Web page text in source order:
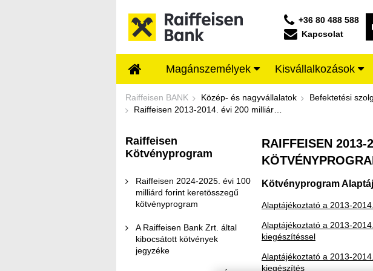
+36 80 488 588
Kapcsolat
Magánszemélyek Kisvállalkozások
Raiffeisen 2013-2014. évi 200
Raiffeisen BANK Közép- és nagyvállalatok Befektetési
Raiffeisen
Kötvényprogram
Raiffeisen 2024-2025. évi 100
milliárd forint keretösszegű
kötvényprogram
A Raiffeisen Bank Zrt. által
kibocsátott kötvények
jegyzéke
RAIFFEISEN 2013-
Kötvényprogram
Alaptájékoztató a 2013-
Alaptájékoztató a 2013-
kiegészítéssel
Alaptájékoztató a 2013-
kiegészítés